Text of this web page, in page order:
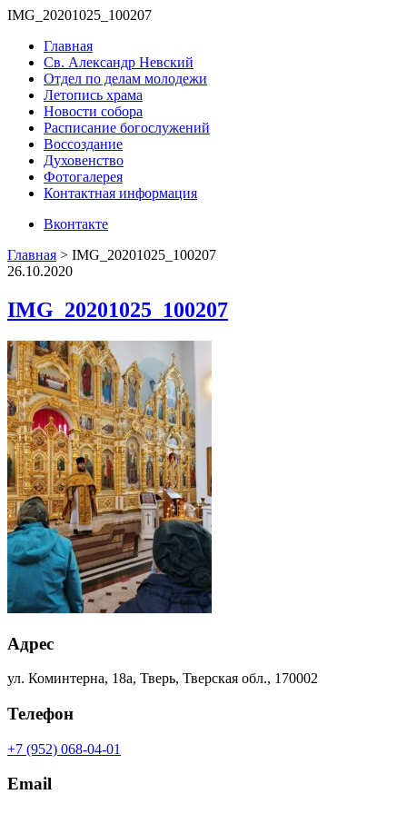
IMG_20201025_100207
Главная
Св. Александр Невский
Отдел по делам молодежи
Летопись храма
Новости собора
Расписание богослужений
Воссоздание
Духовенство
Фотогалерея
Контактная информация
Вконтакте
Главная > IMG_20201025_100207
26.10.2020
IMG_20201025_100207
Адрес
ул. Коминтерна, 18а, Тверь, Тверская обл., 170002
Телефон
+7 (952) 068-04-01
Email